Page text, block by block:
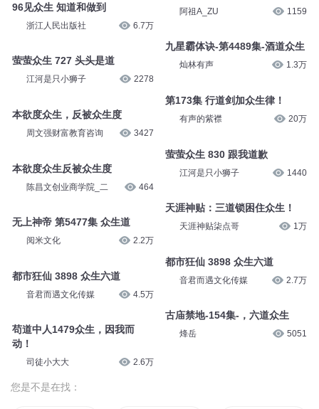
96见众生 知道和做到
浙江人民出版社 6.7万
萤萤众生 727 头头是道
江河是只小狮子 2278
本欲度众生，反被众生度
周文强财富教育咨询 3427
本欲度众生反被众生度
陈昌文创业商学院_二 464
无上神帝 第5477集 众生道
阅米文化 2.2万
都市狂仙 3898 众生六道
音君而遇文化传媒 4.5万
苟道中人1479众生，因我而
动！
司徒小大大 2.6万
阿祖A_ZU 1159
九星霸体诀-第4489集-酒道众生
灿林有声 1.3万
第173集 行道剑加众生律！
有声的紫襟 20万
萤萤众生 830 跟我道歉
江河是只小狮子 1440
天涯神贴：三道锁困住众生！
天涯神贴柒点哥 1万
都市狂仙 3898 众生六道
音君而遇文化传媒 2.7万
古庙禁地-154集-，六道众生
烽岳 5051
您是不是在找：